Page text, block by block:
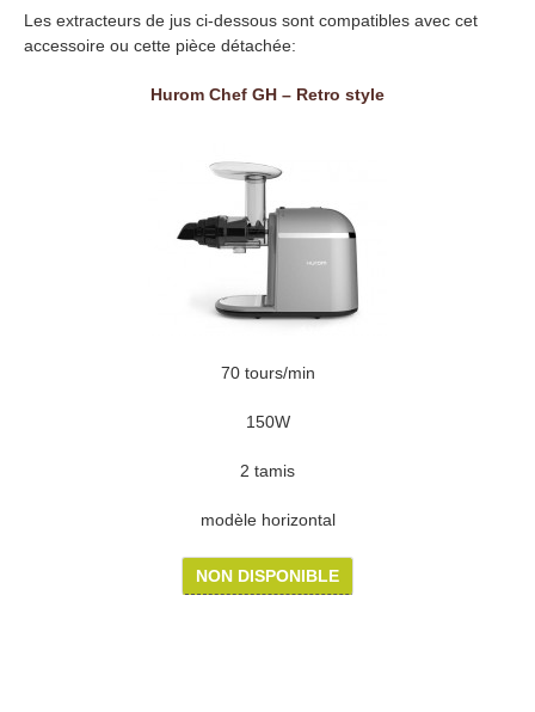
Les extracteurs de jus ci-dessous sont compatibles avec cet
accessoire ou cette pièce détachée:
Hurom Chef GH – Retro style
70 tours/min
150W
2 tamis
modèle horizontal
NON DISPONIBLE